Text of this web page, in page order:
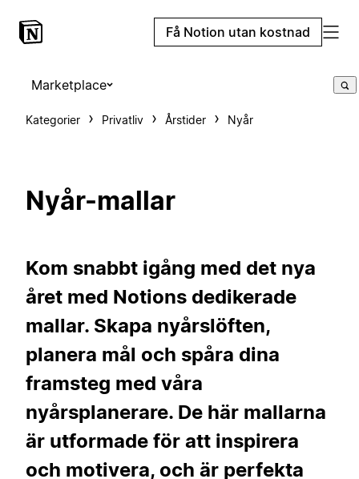
Få Notion utan kostnad
Marketplace
Kategorier Privatliv Årstider Nyår
Nyår-mallar
Kom snabbt igång med det nya
året med Notions dedikerade
mallar. Skapa nyårslöften,
planera mål och spåra dina
framsteg med våra
nyårsplanerare. De här mallarna
är utformade för att inspirera
och motivera, och är perfekta